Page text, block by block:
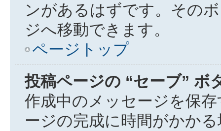
ンがあるはずです。その
ジへ移動できます。
ページトップ
投稿ページの “セーブ” ボ
作成中のメッセージを保
ージの完成に時間がかか